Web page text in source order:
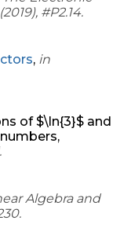
#P2.14.
, in
of $\ln{3}$ and
Algebra and